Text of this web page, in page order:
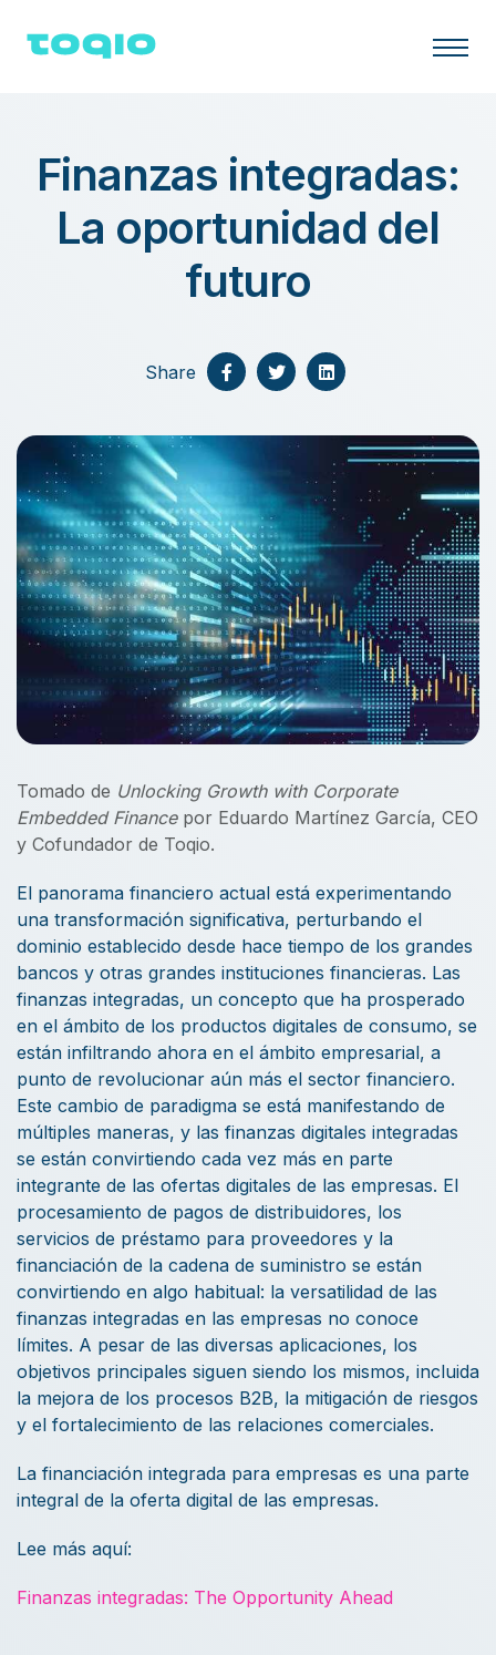
Finanzas integradas:
La oportunidad del
futuro
Share
Tomado de Unlocking Growth with Corporate
Embedded Financepor Eduardo Martínez García, CEO
y Cofundador de Toqio.
El panorama financiero actual está experimentando
una transformación significativa, perturbando el
dominio establecido desde hace tiempo de los grandes
bancos y otras grandes instituciones financieras. Las
finanzas integradas, un concepto que ha prosperado
en el ámbito de los productos digitales de consumo, se
están infiltrando ahora en el ámbito empresarial, a
punto de revolucionar aún más el sector financiero.
Este cambio de paradigma se está manifestando de
múltiples maneras, y las finanzas digitales integradas
se están convirtiendo cada vez más en parte
integrante de las ofertas digitales de las empresas. El
procesamiento de pagos de distribuidores, los
servicios de préstamo para proveedores y la
financiación de la cadena de suministro se están
convirtiendo en algo habitual: la versatilidad de las
finanzas integradas en las empresas no conoce
límites. A pesar de las diversas aplicaciones, los
objetivos principales siguen siendo los mismos, incluida
la mejora de los procesos B2B, la mitigación de riesgos
y el fortalecimiento de las relaciones comerciales.
La financiación integrada para empresas es una parte
integral de la oferta digital de las empresas.
Lee más aquí:
Finanzas integradas: The Opportunity Ahead